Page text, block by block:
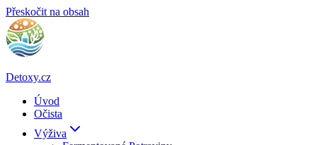
Přeskočit na obsah
Detoxy.cz
Úvod
Očista
Výživa